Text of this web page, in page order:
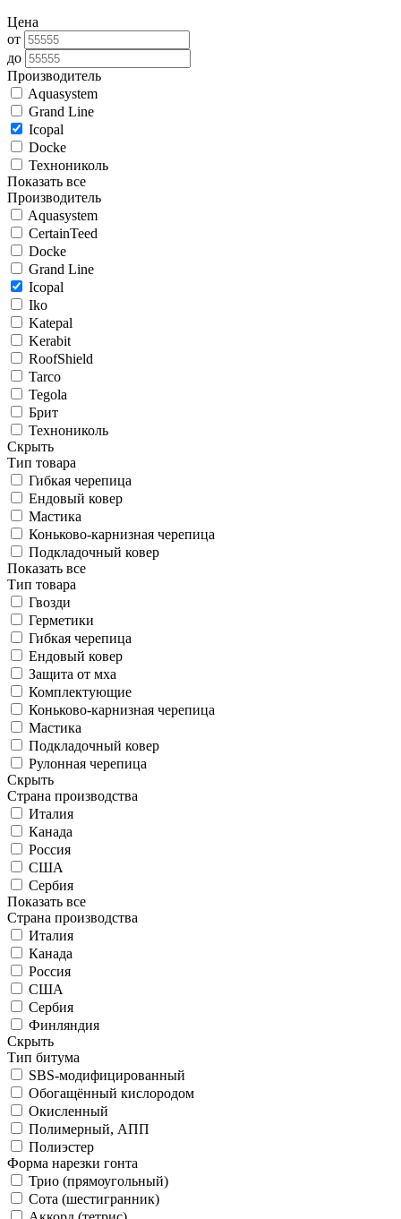
Цена
от
до
Производитель
Aquasystem
Grand Line
Icopal
Docke
Технониколь
Показать все
Производитель
Aquasystem
CertainTeed
Docke
Grand Line
Icopal
Iko
Katepal
Kerabit
RoofShield
Tarco
Tegola
Брит
Технониколь
Скрыть
Тип товара
Гибкая черепица
Ендовый ковер
Мастика
Коньково-карнизная черепица
Подкладочный ковер
Показать все
Тип товара
Гвозди
Герметики
Гибкая черепица
Ендовый ковер
Защита от мха
Комплектующие
Коньково-карнизная черепица
Мастика
Подкладочный ковер
Рулонная черепица
Скрыть
Страна производства
Италия
Канада
Россия
США
Сербия
Показать все
Страна производства
Италия
Канада
Россия
США
Сербия
Финляндия
Скрыть
Тип битума
SBS-модифицированный
Обогащённый кислородом
Окисленный
Полимерный, АПП
Полиэстер
Форма нарезки гонта
Трио (прямоугольный)
Сота (шестигранник)